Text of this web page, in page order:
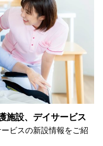
施設、デイサービス
ビスの新設情報をご紹